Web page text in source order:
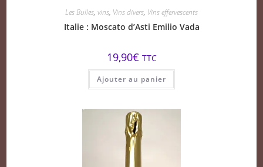
Les Bulles, vins, Vins divers, Vins effervescents
Italie : Moscato d’Asti Emilio Vada
19,90€ TTC
Ajouter au panier